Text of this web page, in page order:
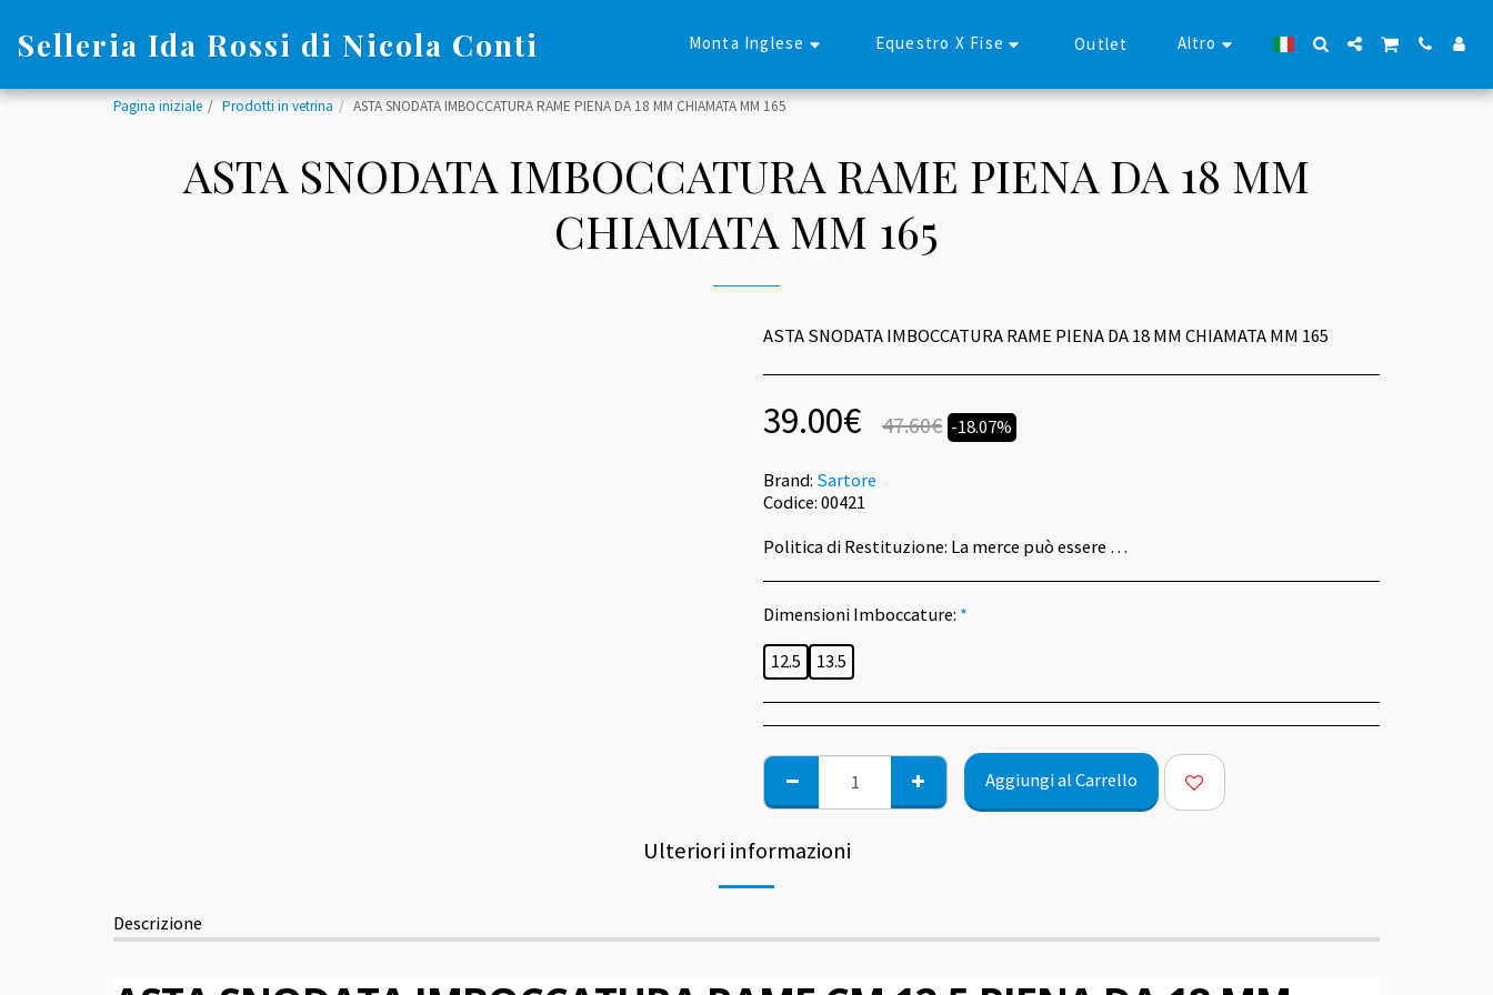
Selleria Ida Rossi di Nicola Conti Monta Inglese Equestro X Fise Outlet Altro
Pagina iniziale Prodotti in vetrina ASTA SNODATA IMBOCCATURA RAME PIENA DA 18 MM CHIAMATA MM 165
ASTA SNODATA IMBOCCATURA RAME PIENA DA 18 MM
CHIAMATA MM 165
ASTA SNODATA IMBOCCATURA RAME PIENA DA 18 MM CHIAMATA MM 165
39.00€ 47.60€ -18.07%
Brand: Sartore
Codice:00421
Politica di Restituzione: La merce può essere sostituita dopo la consegna in caso di misure o colori sbagliati entro 14 giorni dal ricevimento.
Dimensioni Imboccature: *
12.5
13.5
Aggiungi al Carrello
Ulteriori informazioni
Descrizione